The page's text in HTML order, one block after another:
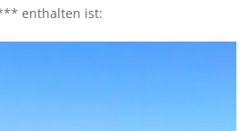
enthalten ist: